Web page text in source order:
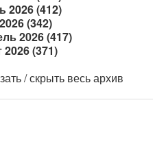
2026 (412)
(342)
2026 (417)
2026 (371)
/ скрыть весь архив